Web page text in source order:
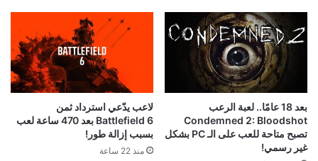
بعد 18 عامًا.. لعبة الرعب
Condemned 2: Bloodshot
تصبح متاحة للعب على الـ PC بشكل
غير رسمي!
لاعب يدّعي استرداد ثمن
Battlefield 6 بعد 470 ساعة لعب
بسبب إزالة طور!
منذ 22 ساعة